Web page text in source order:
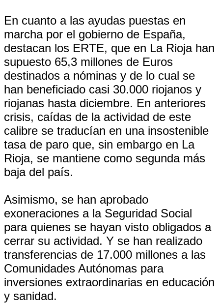
En cuanto a las ayudas puestas en
marcha por el gobierno de España,
destacan los ERTE, que en La Rioja han
supuesto 65,3 millones de Euros
destinados a nóminas y de lo cual se
han beneficiado casi 30.000 riojanos y
riojanas hasta diciembre. En anteriores
crisis, caídas de la actividad de este
calibre se traducían en una insostenible
tasa de paro que, sin embargo en La
Rioja, se mantiene como segunda más
baja del país.
Asimismo, se han aprobado
exoneraciones a la Seguridad Social
para quienes se hayan visto obligados a
cerrar su actividad. Y se han realizado
transferencias de 17.000 millones a las
Comunidades Autónomas para
inversiones extraordinarias en educación
y sanidad.